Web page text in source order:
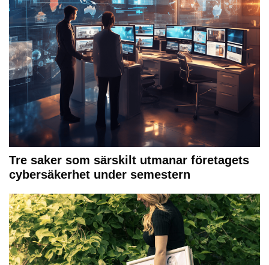
Tre saker som särskilt utmanar företagets
cybersäkerhet under semestern